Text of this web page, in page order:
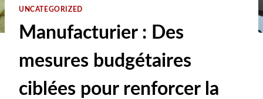
UNCATEGORIZED
Manufacturier : Des
mesures budgétaires
ciblées pour renforcer la